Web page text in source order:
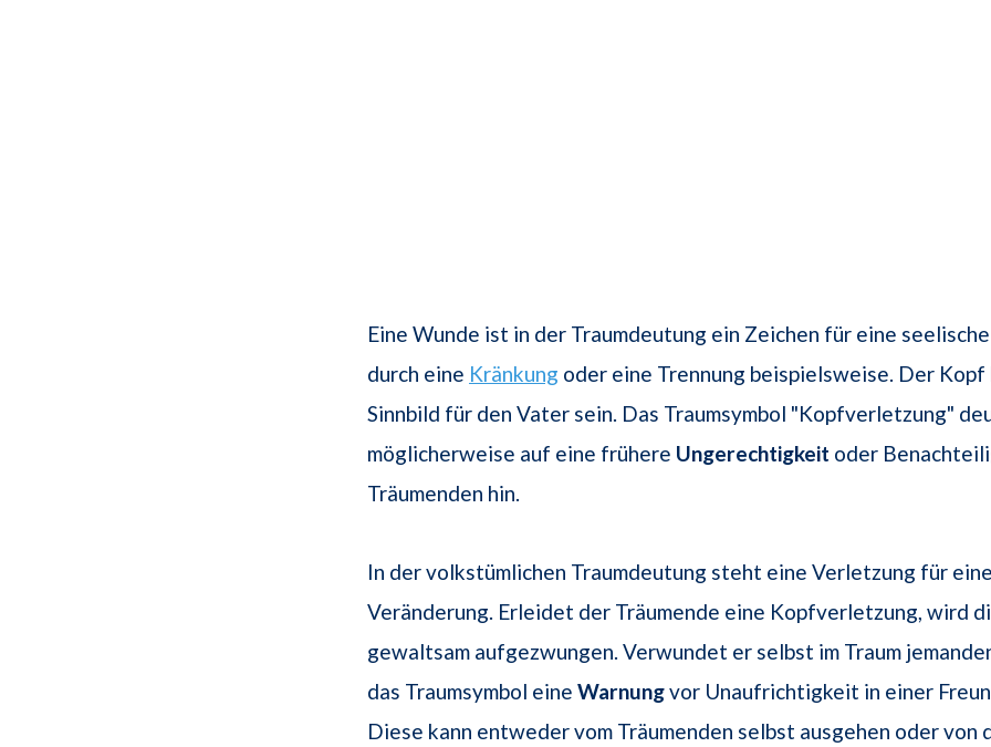
Eine Wunde ist in der Traumdeutung ein Zeichen für eine
durch eine Kränkung oder eine Trennung beispielsweise. Der Kopf
Sinnbild für den Vater sein. Das Traumsymbol "Kopfverletzung"
möglicherweise auf eine frühere Ungerechtigkeit oder
Träumenden hin.
In der volkstümlichen Traumdeutung steht eine Verletzung für
Veränderung. Erleidet der Träumende eine Kopfverletzung, wird
gewaltsam aufgezwungen. Verwundet er selbst im Traum
das Traumsymbol eine Warnungvor Unaufrichtigkeit in einer
Diese kann entweder vom Träumenden selbst ausgehen oder von